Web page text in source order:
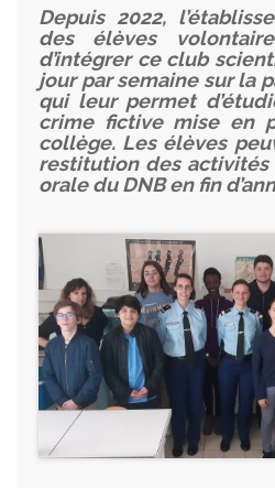
Depuis 2022,
des élèves
d’intégrer ce club
jour par semaine sur la
qui leur permet
crime fictive mise en
collège. Les élèves
restitution des activités
orale du DNB en fin